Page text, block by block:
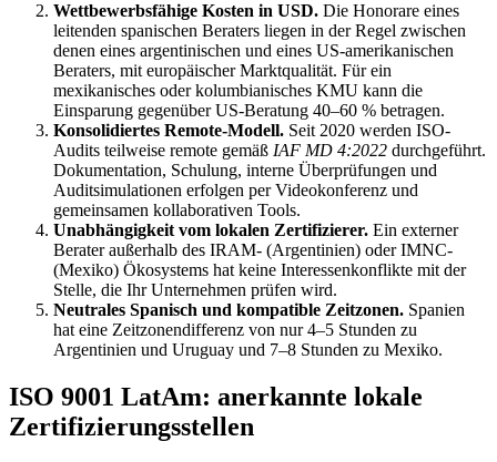
Wettbewerbsfähige Kosten in USD. Die Honorare eines
leitenden spanischen Beraters liegen in der Regel zwischen
denen eines argentinischen und eines US-amerikanischen
Beraters, mit europäischer Marktqualität. Für ein
mexikanisches oder kolumbianisches KMU kann die
Einsparung gegenüber US-Beratung 40–60 % betragen.
Konsolidiertes Remote-Modell. Seit 2020 werden ISO-
Audits teilweise remote gemäß IAF MD 4:2022 durchgeführt.
Dokumentation, Schulung, interne Überprüfungen und
Auditsimulationen erfolgen per Videokonferenz und
gemeinsamen kollaborativen Tools.
Unabhängigkeit vom lokalen Zertifizierer. Ein externer
Berater außerhalb des IRAM- (Argentinien) oder IMNC-
(Mexiko) Ökosystems hat keine Interessenkonflikte mit der
Stelle, die Ihr Unternehmen prüfen wird.
Neutrales Spanisch und kompatible Zeitzonen. Spanien
hat eine Zeitzonendifferenz von nur 4–5 Stunden zu
Argentinien und Uruguay und 7–8 Stunden zu Mexiko.
ISO 9001 LatAm: anerkannte lokale
Zertifizierungsstellen